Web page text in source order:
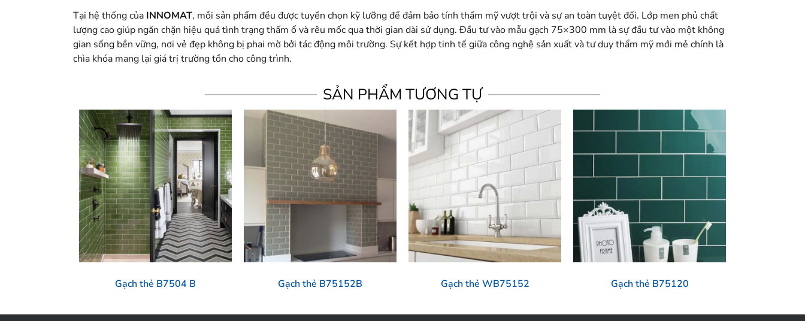
Tại hệ thống của INNOMAT, mỗi sản phẩm đều được tuyển chọn kỹ lưỡng để đảm bảo tính thẩm mỹ vượt trội và sự an toàn tuyệt đối. Lớp men phủ chất
lượng cao giúp ngăn chặn hiệu quả tình trạng thấm ố và rêu mốc qua thời gian dài sử dụng. Đầu tư vào mẫu gạch 75×300 mm là sự đầu tư vào một không
gian sống bền vững, nơi vẻ đẹp không bị phai mờ bởi tác động môi trường. Sự kết hợp tinh tế giữa công nghệ sản xuất và tư duy thẩm mỹ mới mẻ chính là
chìa khóa mang lại giá trị trường tồn cho công trình.
SẢN PHẨM TƯƠNG TỰ
Gạch thẻ B7504 B Gạch thẻ B75152B Gạch thẻ WB75152 Gạch thẻ B75120